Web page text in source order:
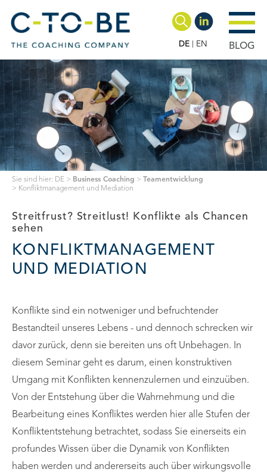
DE EN BLOG
Sie sind hier: DE > Business Coaching > Teamentwicklung
> Konfliktmanagement und Mediation
Streitfrust? Streitlust! Konflikte als Chancen
sehen
KONFLIKTMANAGEMENT
UND MEDIATION
Konflikte sind ein notweniger und befruchtender
Bestandteil unseres Lebens - und dennoch schrecken wir
davor zurück, denn sie bereiten uns oft Unbehagen. In
diesem Seminar geht es darum, einen konstruktiven
Umgang mit Konflikten kennenzulernen und einzuüben.
Von der Entstehung über die Wahrnehmung und die
Bearbeitung eines Konfliktes werden hier alle Stufen der
Konfliktentstehung betrachtet, sodass Sie einerseits ein
profundes Wissen über die Dynamik von Konflikten
haben werden und andererseits auch über wirkungsvolle